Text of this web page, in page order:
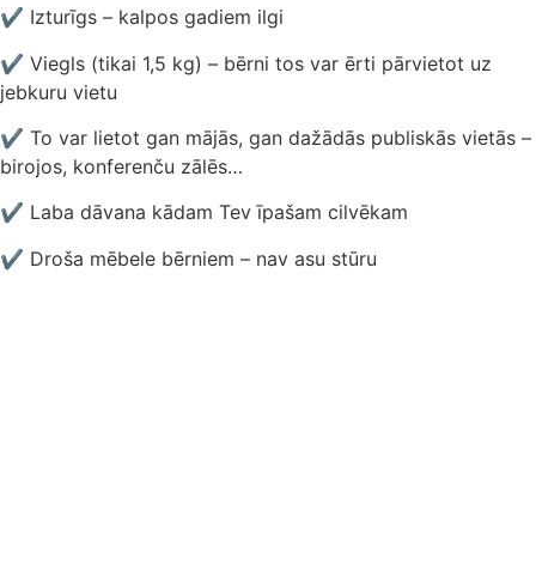
✔ Izturīgs – kalpos gadiem ilgi
✔ Viegls (tikai 1,5 kg) – bērni tos var ērti pārvietot uz
jebkuru vietu
✔ To var lietot gan mājās, gan dažādās publiskās vietās –
birojos, konferenču zālēs…
✔ Laba dāvana kādam Tev īpašam cilvēkam
✔ Droša mēbele bērniem – nav asu stūru